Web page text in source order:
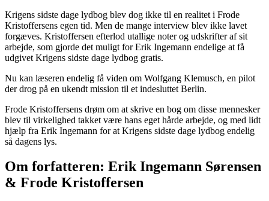
Krigens sidste dage lydbog blev dog ikke til en realitet i Frode
Kristoffersens egen tid. Men de mange interview blev ikke lavet
forgæves. Kristoffersen efterlod utallige noter og udskrifter af sit
arbejde, som gjorde det muligt for Erik Ingemann endelige at få
udgivet Krigens sidste dage lydbog gratis.
Nu kan læseren endelig få viden om Wolfgang Klemusch, en pilot
der drog på en ukendt mission til et indesluttet Berlin.
Frode Kristoffersens drøm om at skrive en bog om disse mennesker
blev til virkelighed takket være hans eget hårde arbejde, og med lidt
hjælp fra Erik Ingemann for at Krigens sidste dage lydbog endelig
så dagens lys.
Om forfatteren: Erik Ingemann Sørensen
& Frode Kristoffersen